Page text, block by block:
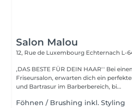
Salon Malou
12, Rue de Luxembourg Echternach L-
,DAS BESTE FÜR DEIN HAAR'' Bei einem Besuch in Unserem
Friseursalon, erwarten dich ein
und Bartrasur im Barberbereich, bi...
Föhnen / Brushing inkl. Styling